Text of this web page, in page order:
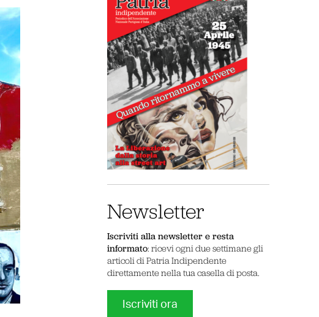
Newsletter
Iscriviti alla newsletter e resta
informato: ricevi ogni due settimane gli
articoli di Patria Indipendente
direttamente nella tua casella di posta.
Iscriviti ora